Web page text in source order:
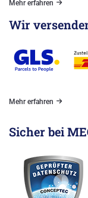
Mehr erfahren
Wir
Mehr erfahren
Sicher bei